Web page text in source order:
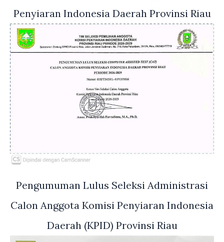
Penyiaran Indonesia Daerah Provinsi Riau
Pengumuman Lulus Seleksi Administrasi
Calon Anggota Komisi Penyiaran Indonesia
Daerah (KPID) Provinsi Riau